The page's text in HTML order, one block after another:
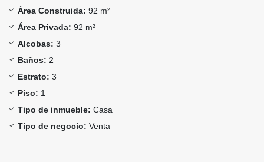
Área Construida: 92 m²
Área Privada: 92 m²
Alcobas: 3
Baños: 2
Estrato: 3
Piso: 1
Tipo de inmueble: Casa
Tipo de negocio: Venta